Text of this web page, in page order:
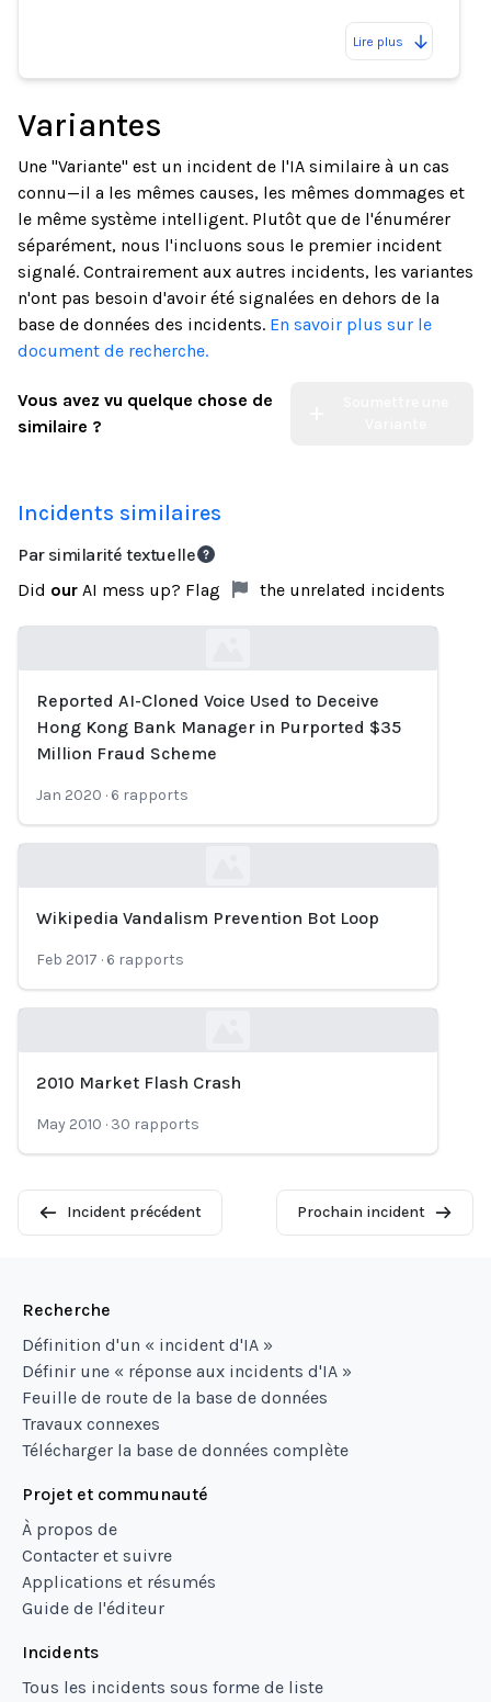
Lire plus
Variantes
Une "Variante" est un incident de l'IA similaire à un cas
connu—il a les mêmes causes, les mêmes dommages et
le même système intelligent. Plutôt que de l'énumérer
séparément, nous l'incluons sous le premier incident
signalé. Contrairement aux autres incidents, les variantes
n'ont pas besoin d'avoir été signalées en dehors de la
base de données des incidents. En savoir plus sur le
document de recherche.
Vous avez vu quelque chose de
similaire ?
Incidents similaires
Par similarité textuelle
Did our AI mess up? Flag the unrelated incidents
Loading...
Reported AI-Cloned Voice Used to Deceive
Hong Kong Bank Manager in Purported $35
Million Fraud Scheme
Jan 2020 · 6 rapports
Loading...
Wikipedia Vandalism Prevention Bot Loop
Feb 2017 · 6 rapports
2010 Market Flash Crash
May 2010 · 30 rapports
Incident précédent Prochain incident
Recherche
Définition d'un « incident d'IA »
Définir une « réponse aux incidents d'IA »
Feuille de route de la base de données
Travaux connexes
Télécharger la base de données complète
Projet et communauté
À propos de
Contacter et suivre
Applications et résumés
Guide de l'éditeur
Incidents
Tous les incidents sous forme de liste